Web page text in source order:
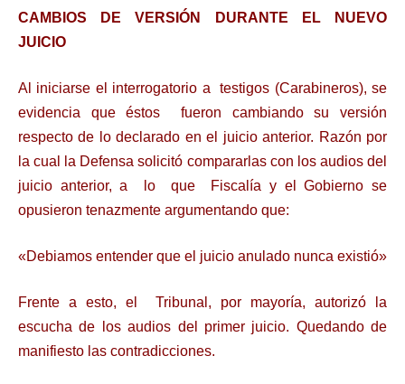
CAMBIOS DE VERSIÓN DURANTE EL NUEVO
JUICIO
Al iniciarse el interrogatorio a testigos (Carabineros), se
evidencia que éstos fueron cambiando su versión
respecto de lo declarado en el juicio anterior. Razón por
la cual la Defensa solicitó compararlas con los audios del
juicio anterior, a lo que Fiscalía y el Gobierno se
opusieron tenazmente argumentando que:
«Debiamos entender que el juicio anulado nunca existió»
Frente a esto, el Tribunal, por mayoría, autorizó la
escucha de los audios del primer juicio. Quedando de
manifiesto las contradicciones.